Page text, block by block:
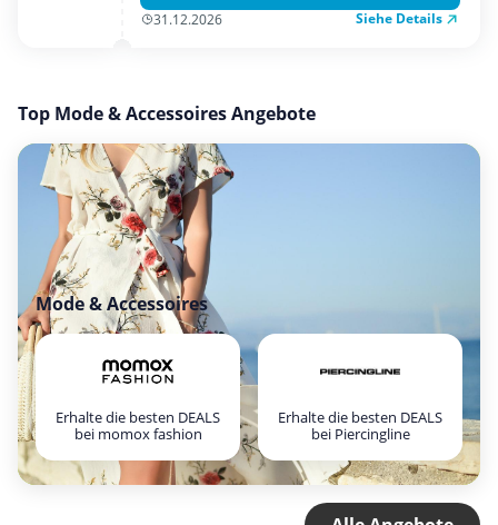
31.12.2026 Siehe Details
Top Mode & Accessoires Angebote
Mode & Accessoires
Erhalte die besten DEALS
bei momox fashion
Erhalte die besten DEALS
bei Piercingline